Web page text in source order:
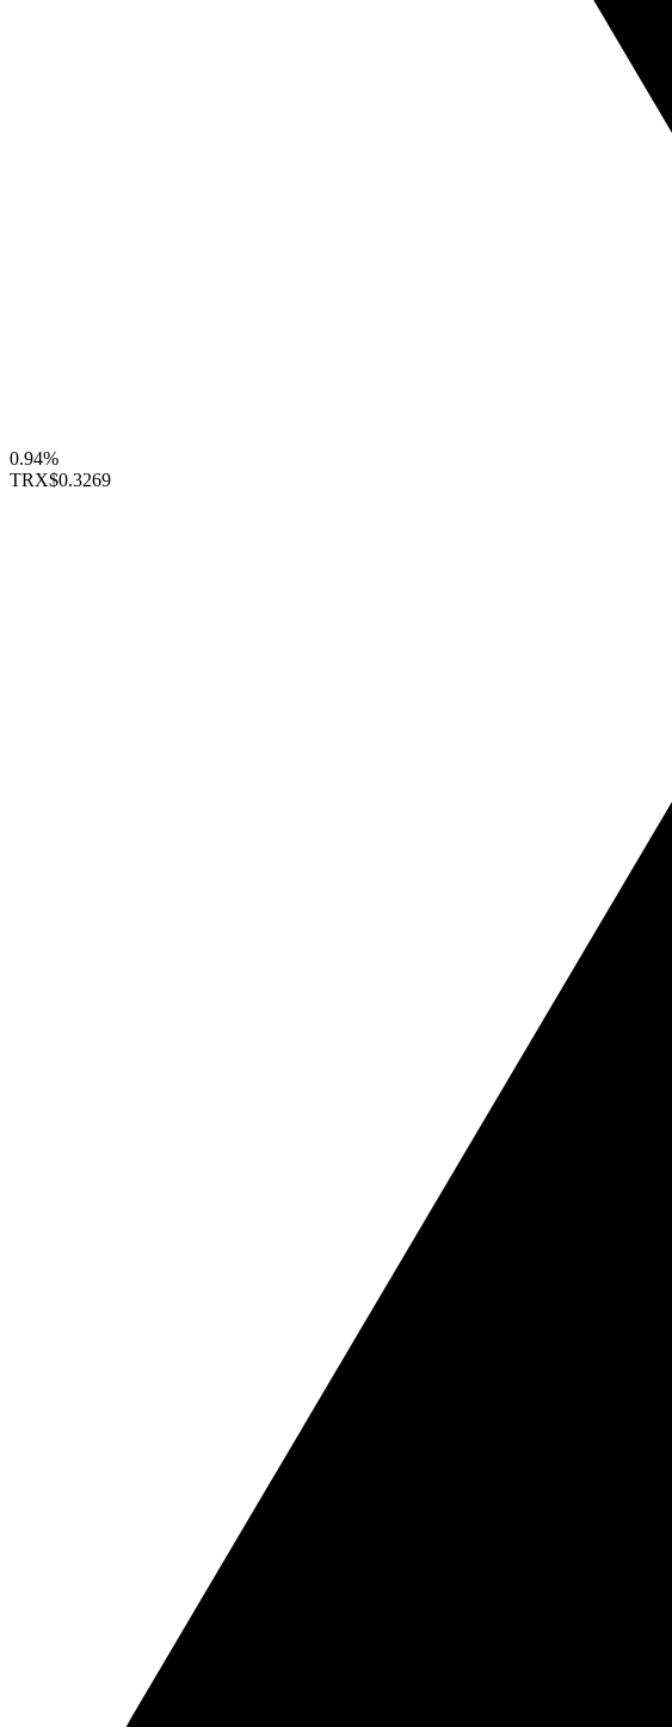
0.94%
TRX$0.3269